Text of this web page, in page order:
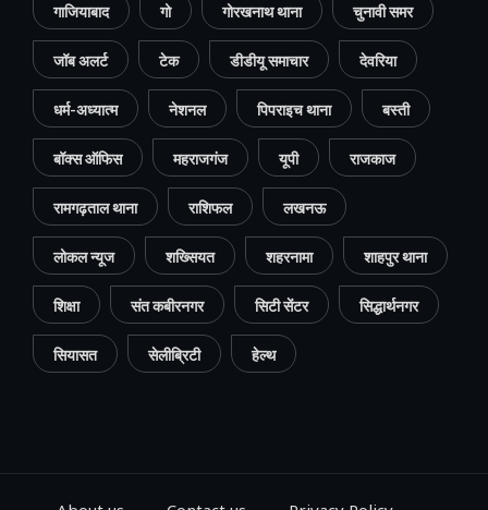
गाजियाबाद गो गोरखनाथ थाना चुनावी समर
जॉब अलर्ट टेक डीडीयू समाचार देवरिया
धर्म-अध्यात्म नेशनल पिपराइच थाना बस्ती
बॉक्स ऑफिस महराजगंज यूपी राजकाज
रामगढ़ताल थाना राशिफल लखनऊ
लोकल न्यूज शख्सियत शहरनामा शाहपुर थाना
शिक्षा संत कबीरनगर सिटी सेंटर सिद्धार्थनगर
सियासत सेलीब्रिटी हेल्थ